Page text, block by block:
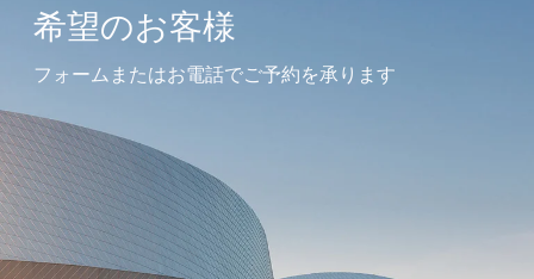
希望のお客様
フォームまたはお電話でご予約を承ります